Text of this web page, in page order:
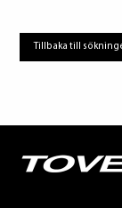
Tillbaka till